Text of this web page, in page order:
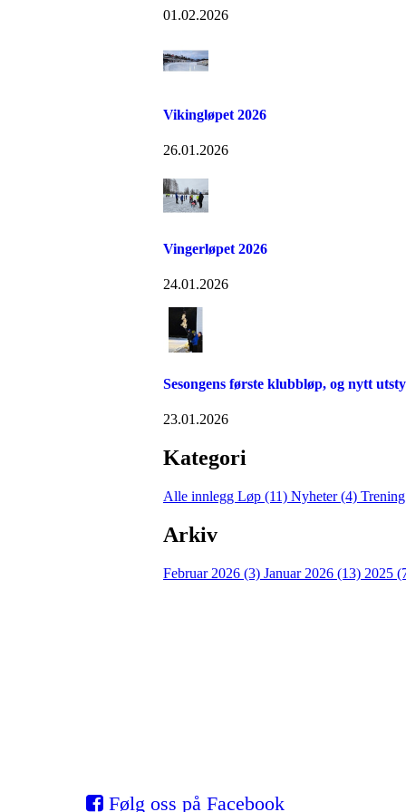
01.02.2026
Vikingløpet 2026
26.01.2026
Vingerløpet 2026
24.01.2026
Sesongens første klubbløp, og nytt
23.01.2026
Kategori
Alle innlegg Løp (11) Nyheter (4)
Arkiv
Februar 2026 (3) Januar 2026 (13) 2025
Følg oss på Facebook